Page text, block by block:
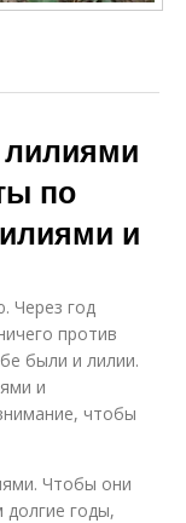
лилиями
по
и
Через год
против
были и лилии.
и
чтобы
Чтобы они
годы,